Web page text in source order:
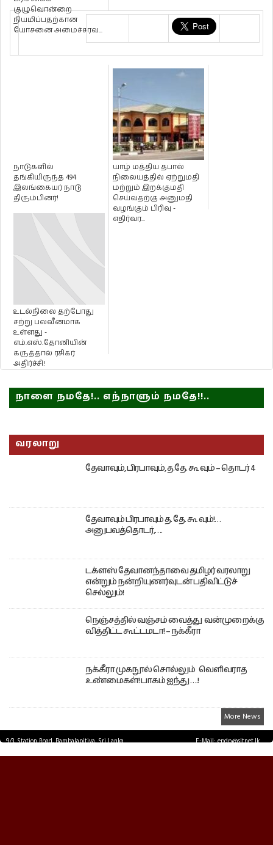
குழுவொன்றை
நியமிப்பதற்கான
யோசனை அமைச்சரவ...
நாடுகளில்
தங்கியிருந்த 494
இலங்கையர் நாடு
திரும்பினர்!
யாழ் மத்திய தபால்
நிலையத்தில் ஏற்றுமதி
மற்றும் இறக்குமதி
செய்வதற்கு அனுமதி
வழங்கும் பிரிவு -
எதிர்வர...
உடல்நிலை தற்போது
சற்று பலவீனமாக
உள்ளது -
எம்.எஸ்.தோனியின்
கருத்தால் ரசிகர்
அதிர்ச்சி!
நாளை நமதே!.. எந்நாளும் நமதே!!..
வரலாறு
தேவாவும், பிரபாவும், த.தே. கூ வும் – தொடர் 4
தேவாவும் பிரபாவும் த. தே. கூ வும்!…
அனுபவத்தொடர்,….
டக்ளஸ் தேவானந்தாவை தமிழர் வரலாறு
என்றும் நன்றியுணர்வுடன் பதிவிட்டுச்
செல்லும்!
நெஞ்சத்தில் வஞ்சம் வைத்து வன்முறைக்கு
வித்திட்ட கூட்டமடா! – நக்கீரா
நக்கீரா முகநூல் சொல்லும் வெளிவராத
உண்மைகள்! பாகம் ஐந்து ….!
More News
9/3, Station Road, Bambalapitiya, Sri Lanka.
E-Mail: epdp@sltnet.lk